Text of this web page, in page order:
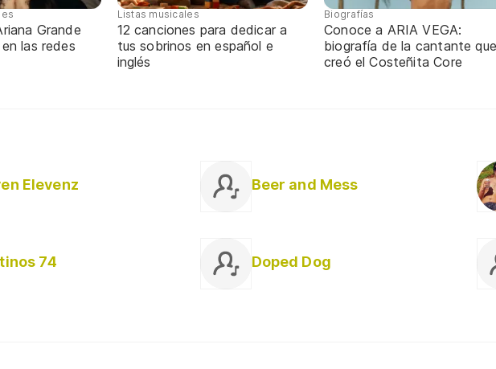
Grande
las redes
Listas musicales
12 canciones para dedicar a
tus sobrinos en español e
inglés
Biografías
Conoce a ARIA VEGA:
biografía de la cantante que
creó el Costeñita Core
Elevenz Beer and Mess
74 Doped Dog